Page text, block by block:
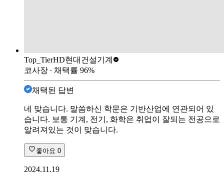
Top_TierHD현대건설기계
코사장 ∙ 채택률 96%
채택된 답변
네 맞습니다. 말씀하신 학문은 기반산업에 연관되어 있
습니다. 보통 기계, 전기, 화학은 취업이 잘되는 전공으로
알려져있는 것이 맞습니다.
좋아요 0
2024.11.19